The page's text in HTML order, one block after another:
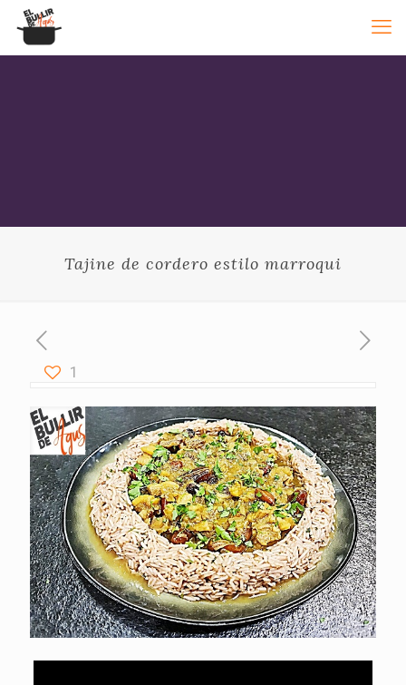
Tajine de cordero estilo marroqui
1